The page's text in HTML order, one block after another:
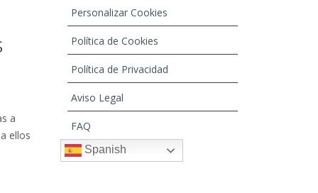
a
ellos
Personalizar Cookies
Política de Cookies
Política de Privacidad
Aviso Legal
FAQ
Spanish